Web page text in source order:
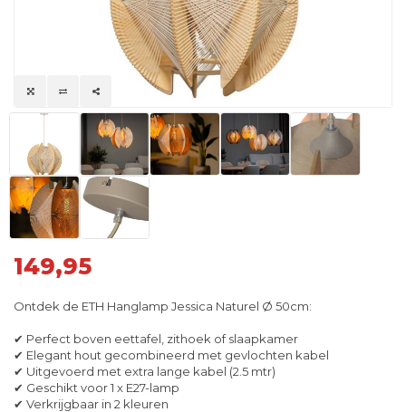
149,95
Ontdek de ETH Hanglamp Jessica Naturel Ø 50cm:
✔ Perfect boven eettafel, zithoek of slaapkamer
✔ Elegant hout gecombineerd met gevlochten kabel
✔ Uitgevoerd met extra lange kabel (2.5 mtr)
✔ Geschikt voor 1 x E27-lamp
✔ Verkrijgbaar in 2 kleuren